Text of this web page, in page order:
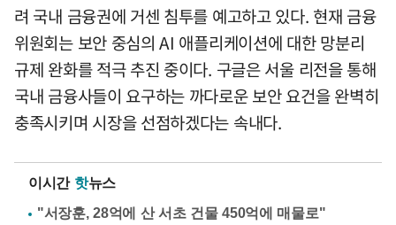
려 국내 금융권에 거센 침투를 예고하고 있다. 현재 금융
위원회는 보안 중심의 AI 애플리케이션에 대한 망분리
규제 완화를 적극 추진 중이다. 구글은 서울 리전을 통해
국내 금융사들이 요구하는 까다로운 보안 요건을 완벽히
충족시키며 시장을 선점하겠다는 속내다.
이시간 핫뉴스
"서장훈, 28억에 산 서초 건물 450억에 매물로"